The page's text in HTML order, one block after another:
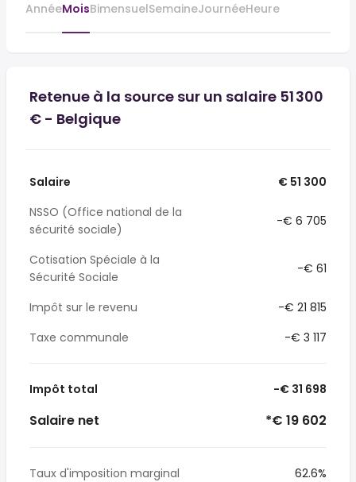
AnnéeMoisBimensuelSemaineJournéeHeure
Retenue à la source sur un salaire 51 300
€ - Belgique
Salaire
€ 51 300
NSSO (Office national de la
sécurité sociale)
-€ 6 705
Cotisation Spéciale à la
Sécurité Sociale
-€ 61
Impôt sur le revenu
-€ 21 815
Taxe communale
-€ 3 117
Impôt total -€ 31 698
Salaire net *€ 19 602
Taux d'imposition marginal
62.6%